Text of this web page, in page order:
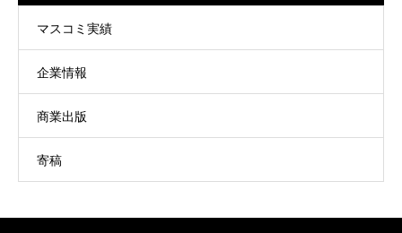
朝日新聞出版 大学院・通信制大学
2024（AERAムック）に寄稿しました
朝日新聞出版 大
マスコミ実績
企業情報
商業出版
寄稿